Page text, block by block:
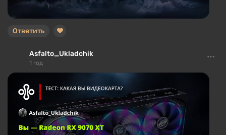
Ответить
Asfalto_Ukladchik
1 год